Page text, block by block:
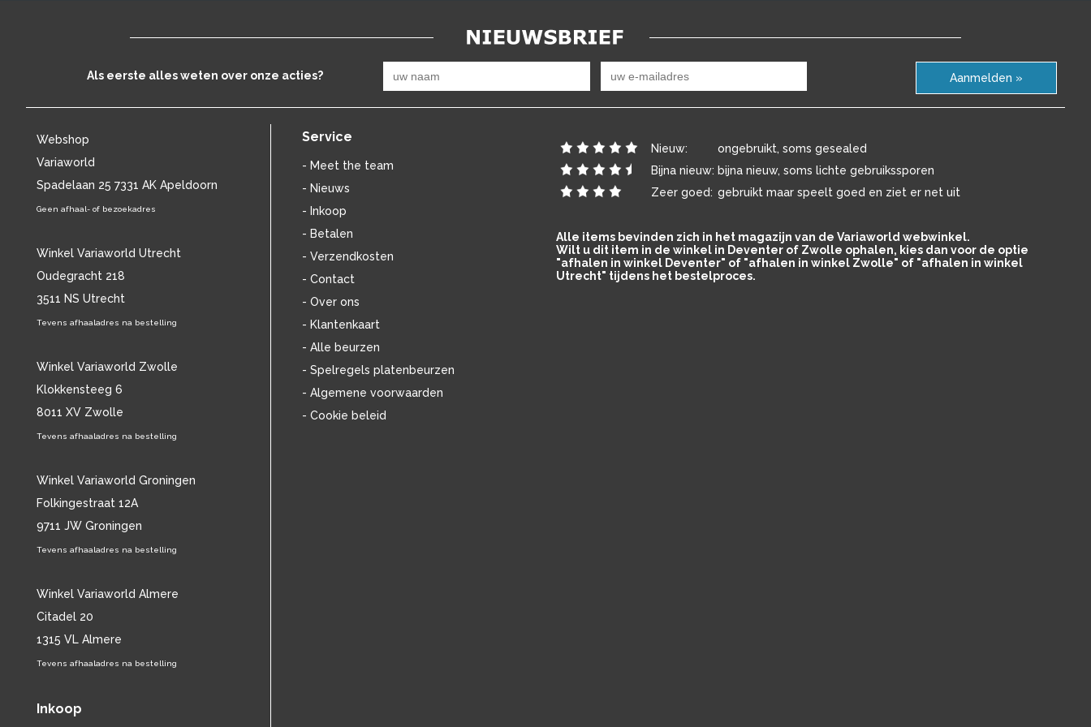
Als eerste alles weten over onze acties? Aanmelden »
Webshop
Variaworld
Spadelaan 25 7331 AK Apeldoorn
Geen afhaal- of bezoekadres
Winkel Variaworld Utrecht
Oudegracht 218
3511 NS Utrecht
Tevens afhaaladres na bestelling
Winkel Variaworld Zwolle
Klokkensteeg 6
8011 XV Zwolle
Tevens afhaaladres na bestelling
Winkel Variaworld Groningen
Folkingestraat 12A
9711 JW Groningen
Tevens afhaaladres na bestelling
Winkel Variaworld Almere
Citadel 20
1315 VL Almere
Tevens afhaaladres na bestelling
Inkoop
Service
- Meet the team
- Nieuws
- Inkoop
- Betalen
- Verzendkosten
- Contact
- Over ons
- Klantenkaart
- Alle beurzen
- Spelregels platenbeurzen
- Algemene voorwaarden
- Cookie beleid
Nieuw:
ongebruikt, soms gesealed
Bijna nieuw: bijna nieuw, soms lichte gebruikssporen
Zeer goed: gebruikt maar speelt goed en ziet er net uit
Alle items bevinden zich in het magazijn van de Variaworld webwinkel.
Wilt u dit item in de winkel in Deventer of Zwolle ophalen, kies dan voor de optie
"afhalen in winkel Deventer" of "afhalen in winkel Zwolle" of "afhalen in winkel
Utrecht" tijdens het bestelproces.